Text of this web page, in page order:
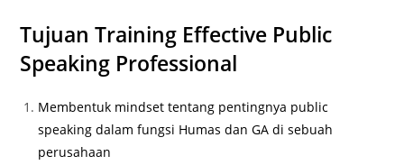
Tujuan Training Effective Public
Speaking Professional
Membentuk mindset tentang pentingnya public
speaking dalam fungsi Humas dan GA di sebuah
perusahaan